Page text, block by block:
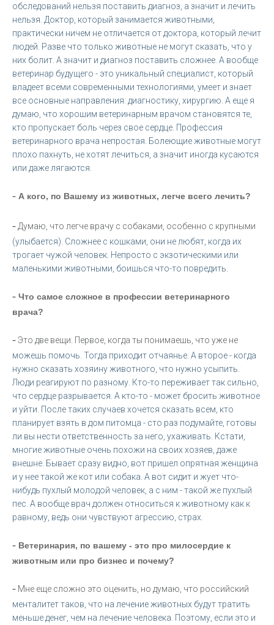
обследований нельзя поставить диагноз, а значит и лечить
нельзя. Доктор, который занимается животными,
практически ничем не отличается от доктора, который лечит
людей. Разве что только животные не могут сказать, что у
них болит. А значит и диагноз поставить сложнее. А вообще
ветеринар будущего - это уникальный специалист, который
владеет всеми современными технологиями, умеет и знает
все основные направления: диагностику, хирургию. А еще я
думаю, что хорошим ветеринарным врачом становятся те,
кто пропускает боль через свое сердце. Профессия
ветеринарного врача непростая. Болеющие животные могут
плохо пахнуть, не хотят лечиться, а значит иногда кусаются
или даже лягаются.
- А кого, по Вашему из животных, легче всего лечить?
- Думаю, что легче врачу с собаками, особенно с крупными
(улыбается). Сложнее с кошками, они не любят, когда их
трогает чужой человек. Непросто с экзотическими или
маленькими животными, боишься что-то повредить.
- Что самое сложное в профессии ветеринарного
врача?
-Это две вещи. Первое, когда ты понимаешь, что уже не
можешь помочь. Тогда приходит отчаянье. А второе - когда
нужно сказать хозяину животного, что нужно усыпить.
Люди реагируют по разному. Кто-то переживает так сильно,
что сердце разрывается. А кто-то - может бросить животное
и уйти. После таких случаев хочется сказать всем, кто
планирует взять в дом питомца - сто раз подумайте, готовы
ли вы нести ответственность за него, ухаживать. Кстати,
многие животные очень похожи на своих хозяев, даже
внешне. Бывает сразу видно, вот пришел опрятная женщина
и у нее такой же кот или собака. А вот сидит и жует что-
нибудь пухлый молодой человек, а с ним - такой же пухлый
пес. А вообще врач должен относиться к животному как к
равному, ведь они чувствуют агрессию, страх.
- Ветеринария, по вашему - это про милосердие к
животным или про бизнес и почему?
- Мне еще сложно это оценить, но думаю, что российский
менталитет таков, что на лечение животных будут тратить
меньше денег, чем на лечение человека. Поэтому, если это и